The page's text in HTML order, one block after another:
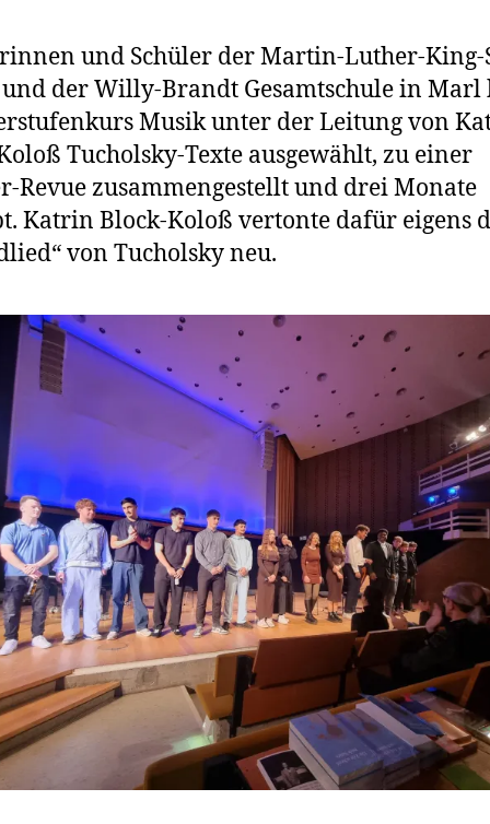
und Schüler der Martin-Luther-King-
der Willy-Brandt Gesamtschule in Marl
Musik unter der Leitung von
Tucholsky-Texte ausgewählt, zu einer
Revue zusammengestellt und drei Monate
Katrin Block-Koloß vertonte dafür eigens
von Tucholsky neu.